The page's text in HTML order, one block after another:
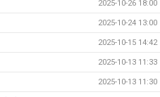
2025-10-26 18:00
2025-10-24 13:00
2025-10-15 14:42
2025-10-13 11:33
2025-10-13 11:30